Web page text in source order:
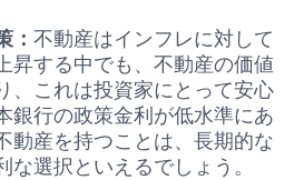
： 不動産はインフレに対して
昇する中でも、不動産の価値
、これは投資家にとって安心
銀行の政策金利が低水準にあ
動産を持つことは、長期的な
選択といえるでしょう。